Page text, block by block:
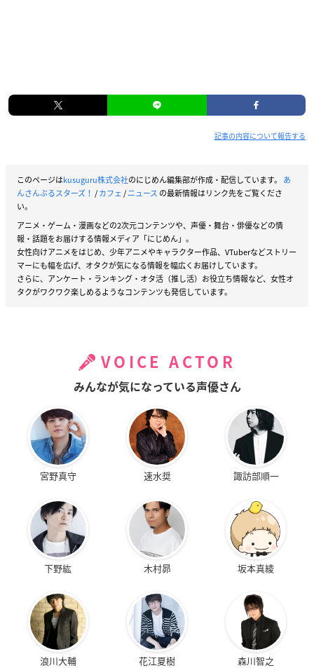
記事の内容について報告する
このページはkusuguru株式会社のにじめん編集部が作成・配信しています。 あ
んさんぶるスターズ！ /カフェ/ニュース の最新情報はリンク先をご覧くださ
い。
アニメ・ゲーム・漫画などの2次元コンテンツや、声優・舞台・俳優などの情
報・話題をお届けする情報メディア「にじめん」。
女性向けアニメをはじめ、少年アニメやキャラクター作品、VTuberなどストリー
マーにも幅を広げ、オタクが気になる情報を幅広くお届けしています。
さらに、アンケート・ランキング・オタ活（推し活）お役立ち情報など、女性オ
タクがワクワク楽しめるようなコンテンツも発信しています。
VOICE ACTOR
みんなが気になっている声優さん
宮野真守 速水奨 諏訪部順一
下野紘 木村昴 坂本真綾
浪川大輔 花江夏樹 森川智之